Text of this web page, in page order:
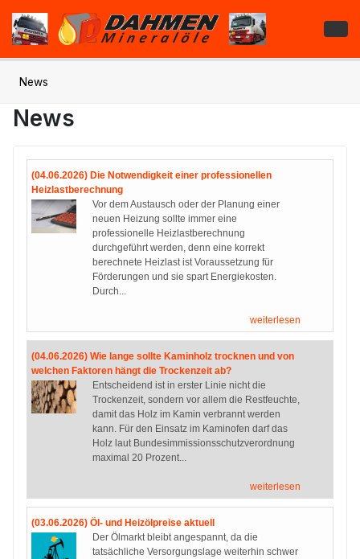
News
News
(04.06.2026) Die Notwendigkeit einer professionellen
Heizlastberechnung
Vor dem Austausch oder der Planung einer
neuen Heizung sollte immer eine
professionelle Heizlastberechnung
durchgeführt werden, denn eine korrekt
berechnete Heizlast ist Voraussetzung für
Förderungen und sie spart Energiekosten.
Durch...
weiterlesen
(04.06.2026) Wie lange sollte Kaminholz trocknen und von
welchen Faktoren hängt die Trockenzeit ab?
Entscheidend ist in erster Linie nicht die
Trockenzeit, sondern vor allem die Restfeuchte,
damit das Holz im Kamin verbrannt werden
kann. Für den Einsatz im Kaminofen darf das
Holz laut Bundesimmissionsschutzverordnung
maximal 20 Prozent...
weiterlesen
(03.06.2026) Öl- und Heizölpreise aktuell
Der Ölmarkt bleibt angespannt, da die
tatsächliche Versorgungslage weiterhin schwer